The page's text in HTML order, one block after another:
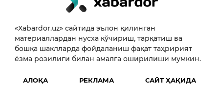
«Xabardor.uz» сайтида эълон қилинган
материаллардан нусха кўчириш, тарқатиш ва
бошқа шаклларда фойдаланиш фақат таҳририят
ёзма розилиги билан амалга оширилиши мумкин.
АЛОҚА РЕКЛАМА
САЙТ ҲАҚИДА